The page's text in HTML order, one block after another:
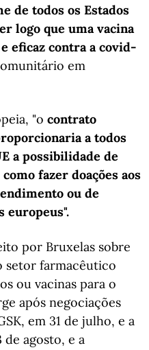
de todos os Estados
logo que uma vacina
eficaz contra a covid-
em
"o contrato
a todos
a possibilidade de
fazer doações aos
ou de
europeus".
por Bruxelas sobre
setor farmacêutico
ou vacinas para o
após negociações
em 31 de julho, e a
de agosto, e a